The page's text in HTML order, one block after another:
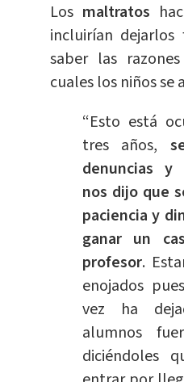
Los maltratos
incluirían
saber las
cuales los niños se
“Esto está
tres años,
denuncias
nos dijo que
paciencia y
ganar un
profesor.
enojados
vez ha
alumnos
diciéndoles